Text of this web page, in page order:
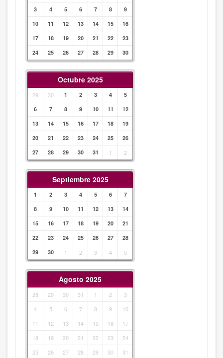
3
4 5 6 7 8
9
10
11 12 13 14 15
16
17
18 19 20 21 22
23
24
25 26 27 28 29 30
Octubre 2025
29 30 1 2 3 4
5
6
7 8 9 10 11
12
13
14 15 16 17 18
19
20
21 22 23 24 25
26
27
28 29 30 31 1 2
Septiembre 2025
1 2 3 4 5 6
7
8
9 10 11 12 13
14
15
16 17 18 19 20
21
22
23 24 25 26 27
28
29
30 1 2 3 4 5
Agosto 2025
28 29 30 31 1 2
3
4
5 6 7 8 9
10
11
12 13 14 15 16
17
18
19 20 21 22 23
24
25
26 27 28 29 30 31